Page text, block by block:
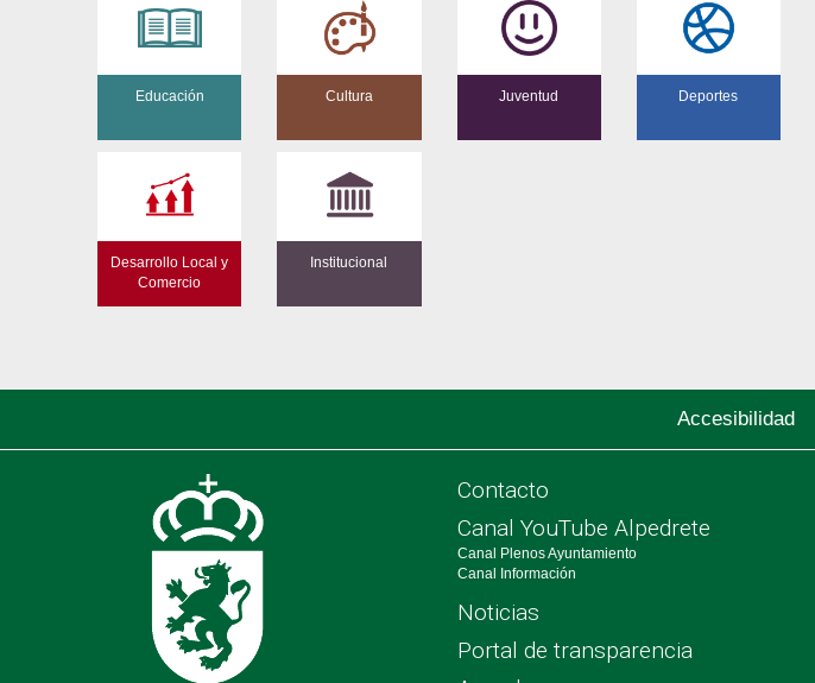
Educación Cultura Juventud Deportes
Desarrollo Local y
Comercio
Institucional
Accesibilidad
Contacto
Canal YouTube Alpedrete
Canal Plenos Ayuntamiento
Canal Información
Noticias
Portal de transparencia